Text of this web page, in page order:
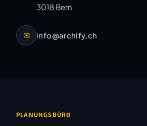
3018 Bern
✉ info@archify.ch
PLANUNGSBÜRO